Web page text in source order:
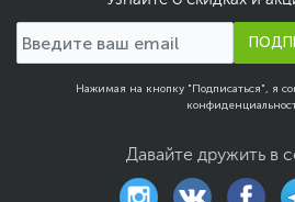
Нажимая на кнопку "Подписаться", я
Давайте дружить в